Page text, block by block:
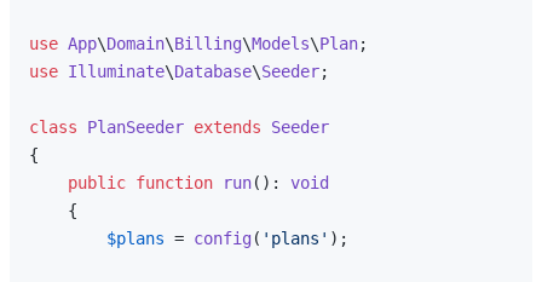
use App\Domain\Billing\Models\Plan
use Illuminate\Database\Seeder;
class PlanSeeder extends
Seeder
{
public function run( ): void
{
$plans = config ( 'plans' );